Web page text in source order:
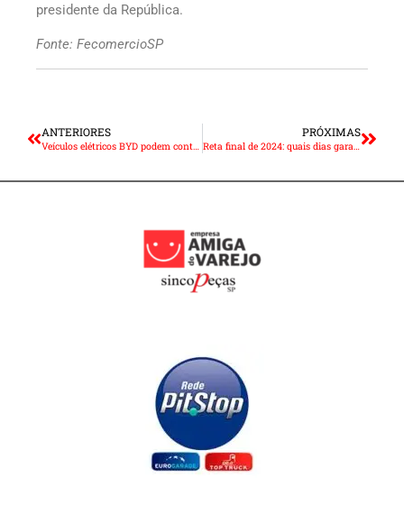
presidente da República.
Fonte: FecomercioSP
ANTERIORES
Veículos elétricos BYD podem contar com produtos ZM na reposição
PRÓXIMAS
Reta final de 2024: quais dias garantem folga ao empregado?